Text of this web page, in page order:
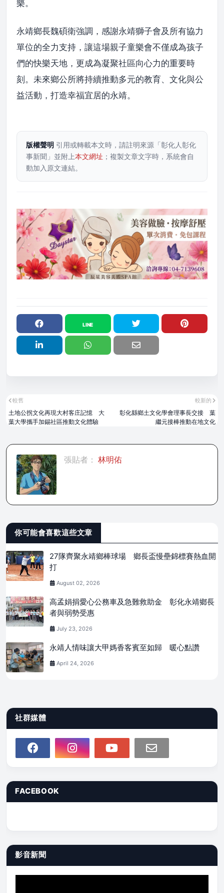
樂。
永靖鄉長魏碩衛強調，感謝永靖獅子會及所有協力
單位的全力支持，讓這場親子童樂會不僅成為孩子
們的快樂天地，更成為凝聚社區向心力的重要時
刻。未來鄉公所將持續推動多元的教育、文化與公
益活動，打造幸福宜居的永靖。
版權聲明 引用或轉載本文時，請註明來源「彰化人彰化
事新聞」並附上本文網址 ；複製文章文字時，系統會自
動加入原文連結。
較新的
彰化縣鄉土文化學會理事長交接 葉
繼元接棒推動在地文化
較舊
土地公拐文化再現大村客庄記憶 大
葉大學攜手加錫社區推動文化體驗
張貼者： 林明佑
你可能會喜歡這些文章
27隊齊聚永靖鄉棒球場 鄉長盃慢壘錦標賽熱血開
打
August 02, 2026
高孟娟捐愛心公務車及急難救助金 彰化永靖鄉長
者與弱勢受惠
July 23, 2026
永靖人情味讓大甲媽香客賓至如歸 暖心點讚
April 24, 2026
社群媒體
FACEBOOK
影音新聞